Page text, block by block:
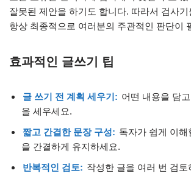
잘못된 제안을 하기도 합니다. 따라서 검사
항상 최종적으로 여러분의 주관적인 판단이
효과적인 글쓰기 팁
글 쓰기 전 계획 세우기: 어떤 내용을 담
을 세우세요.
짧고 간결한 문장 구성: 독자가 쉽게 이
을 간결하게 유지하세요.
반복적인 검토: 작성한 글을 여러 번 검